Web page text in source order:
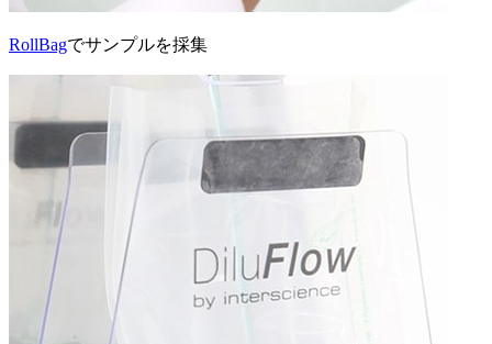
RollBagでサンプルを採集